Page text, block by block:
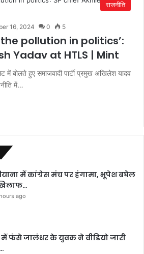
राजनीति
16, 2024 0 5
pollution in politics’:
Yadav at HTLS | Mint
में बोलते हुए समाजवादी पार्टी प्रमुख अखिलेश यादव
में…
में कांग्रेस मंच पर हंगामा, भूपेश बघेल
ago
फंसे जालंधर के युवक ने वीडियो जारी